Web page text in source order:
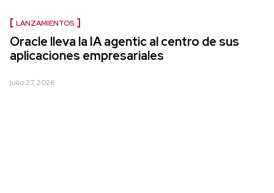
LANZAMIENTOS
Oracle lleva la IA agentic al centro de sus
aplicaciones empresariales
julio 27, 2026